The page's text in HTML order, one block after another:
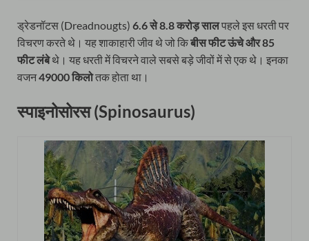
ड्रेडनॉटस (Dreadnougts) 6.6 से 8.8 करोड़ सालपहले इस धरती पर
विचरण करते थे। यह शाकाहारी जीव थे जो किबीस फीट ऊंचे और 85
फीट लंबेथे। यह धरती में विचरने वाले सबसे बड़े जीवों में से एक थे। इनका
वजन49000 किलोतक होता था।
स्पाइनोसोरस (Spinosaurus)